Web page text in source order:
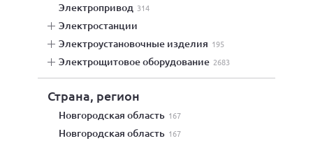
электропривод 314
электростанции
электроустановочные изделия 195
электрощитовое оборудование 2683
Страна, регион
Новгородская область 167
Новгородская область 167